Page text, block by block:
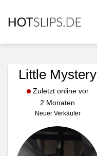
Inhalt
Little Mystery
Zuletzt online vor
2 Monaten
Neuer Verkäufer